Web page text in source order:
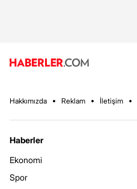
Hakkımızda Reklam İletişim
Haberler
Ekonomi
Spor